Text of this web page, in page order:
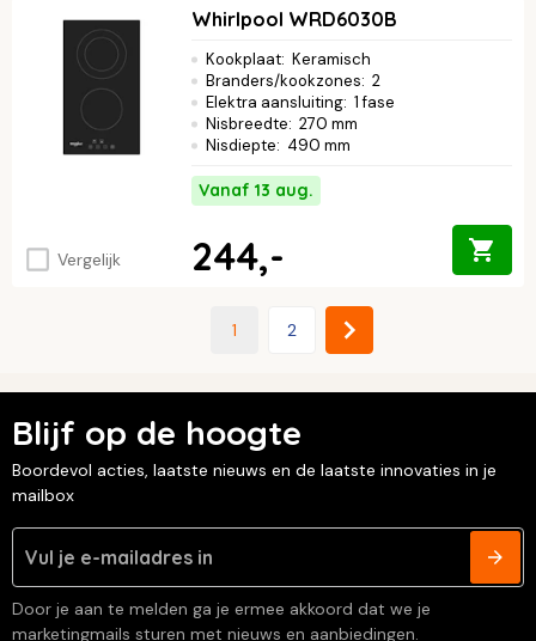
Vergelijk
Whirlpool WRD6030B
Kookplaat: Keramisch
Branders/kookzones: 2
Elektra aansluiting: 1 fase
Nisbreedte: 270 mm
Nisdiepte: 490 mm
Vanaf 13 aug.
244,-
1 2
Blijf op de hoogte
Boordevol acties, laatste nieuws en de laatste innovaties in je
mailbox
Door je aan te melden ga je ermee akkoord dat we je
marketingmails sturen met nieuws en aanbiedingen.